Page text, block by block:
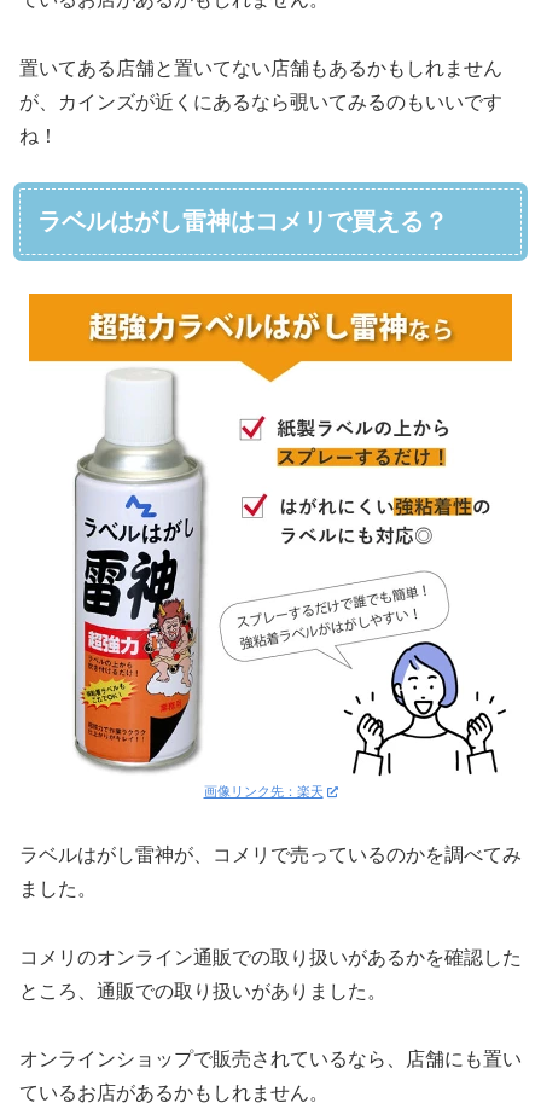
置いてある店舗と置いてない店舗もあるかもしれません
が、カインズが近くにあるなら覗いてみるのもいいです
ね！
ラベルはがし雷神はコメリで買える？
画像リンク先：楽天
ラベルはがし雷神が、コメリで売っているのかを調べてみ
ました。
コメリのオンライン通販での取り扱いがあるかを確認した
ところ、通販での取り扱いがありました。
オンラインショップで販売されているなら、店舗にも置い
ているお店があるかもしれません。